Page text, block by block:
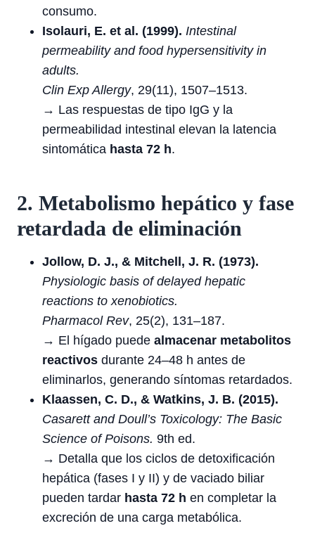
consumo.
Isolauri, E. et al. (1999). Intestinal
permeability and food hypersensitivity in
adults.
Clin Exp Allergy, 29(11), 1507–1513.
→ Las respuestas de tipo IgG y la
permeabilidad intestinal elevan la latencia
sintomática hasta 72 h.
2. Metabolismo hepático y fase
retardada de eliminación
Jollow, D. J., & Mitchell, J. R. (1973).
Physiologic basis of delayed hepatic
reactions to xenobiotics.
Pharmacol Rev, 25(2), 131–187.
→ El hígado puede almacenar metabolitos
reactivos durante 24–48 h antes de
eliminarlos, generando síntomas retardados.
Klaassen, C. D., & Watkins, J. B. (2015).
Casarett and Doull’s Toxicology: The Basic
Science of Poisons. 9th ed.
→ Detalla que los ciclos de detoxificación
hepática (fases I y II) y de vaciado biliar
pueden tardar hasta 72 h en completar la
excreción de una carga metabólica.